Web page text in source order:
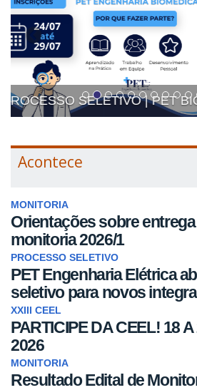
Guia do Calouro 2026-1
Acontece
MONITORIA
Orientações sobre
monitoria 2026/1
PROCESSO SELETIVO
PET Engenharia Elétrica
seletivo para novos
XXIII CEEL
PARTICIPE DA CEEL! 18
2026
MONITORIA
Resultado Edital de